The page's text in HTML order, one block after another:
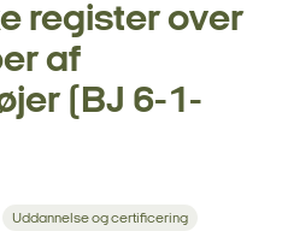
register over
af
(BJ 6-1-
Uddannelse og certificering